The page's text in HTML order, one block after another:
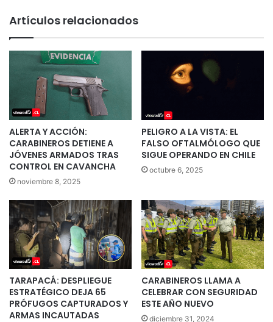
Artículos relacionados
ALERTA Y ACCIÓN:
CARABINEROS DETIENE A
JÓVENES ARMADOS TRAS
CONTROL EN CAVANCHA
noviembre 8, 2025
PELIGRO A LA VISTA: EL
FALSO OFTALMÓLOGO QUE
SIGUE OPERANDO EN CHILE
octubre 6, 2025
TARAPACÁ: DESPLIEGUE
ESTRATÉGICO DEJA 65
PRÓFUGOS CAPTURADOS Y
ARMAS INCAUTADAS
CARABINEROS LLAMA A
CELEBRAR CON SEGURIDAD
ESTE AÑO NUEVO
diciembre 31, 2024